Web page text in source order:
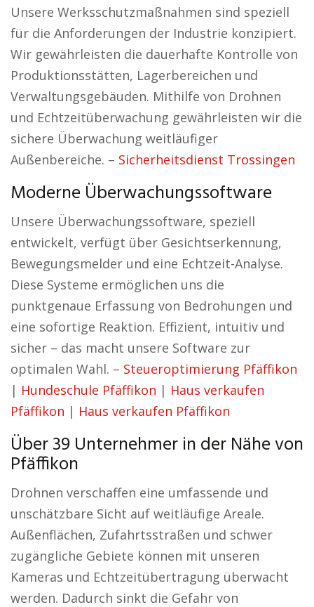
Unsere Werksschutzmaßnahmen sind speziell
für die Anforderungen der Industrie konzipiert.
Wir gewährleisten die dauerhafte Kontrolle von
Produktionsstätten, Lagerbereichen und
Verwaltungsgebäuden. Mithilfe von Drohnen
und Echtzeitüberwachung gewährleisten wir die
sichere Überwachung weitläufiger
Außenbereiche. – Sicherheitsdienst Trossingen
Moderne Überwachungssoftware
Unsere Überwachungssoftware, speziell
entwickelt, verfügt über Gesichtserkennung,
Bewegungsmelder und eine Echtzeit-Analyse.
Diese Systeme ermöglichen uns die
punktgenaue Erfassung von Bedrohungen und
eine sofortige Reaktion. Effizient, intuitiv und
sicher – das macht unsere Software zur
optimalen Wahl. – Steueroptimierung Pfäffikon
| Hundeschule Pfäffikon | Haus verkaufen
Pfäffikon | Haus verkaufen Pfäffikon
Über 39 Unternehmer in der Nähe von
Pfäffikon
Drohnen verschaffen eine umfassende und
unschätzbare Sicht auf weitläufige Areale.
Außenflächen, Zufahrtsstraßen und schwer
zugängliche Gebiete können mit unseren
Kameras und Echtzeitübertragung überwacht
werden. Dadurch sinkt die Gefahr von